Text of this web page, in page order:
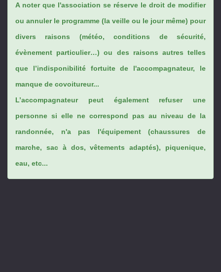
A noter que l'association se réserve le droit de modifier
ou annuler le programme (la veille ou le jour même) pour
divers raisons (météo, conditions de sécurité,
évènement particulier…) ou des raisons autres telles
que l’indisponibilité fortuite de l'accompagnateur, le
manque de covoitureur...
L’accompagnateur peut également refuser une
personne si elle ne correspond pas au niveau de la
randonnée, n'a pas l'équipement (chaussures de
marche, sac à dos, vêtements adaptés), piquenique,
eau, etc...